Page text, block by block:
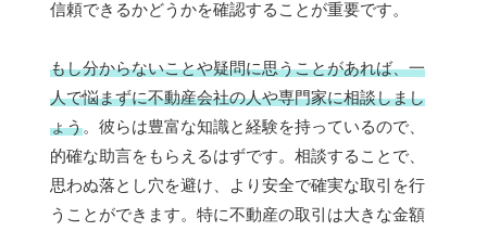
信頼できるかどうかを確認することが重要です。
もし分からないことや疑問に思うことがあれば、一
人で悩まずに不動産会社の人や専門家に相談しまし
ょう。彼らは豊富な知識と経験を持っているので、
的確な助言をもらえるはずです。相談することで、
思わぬ落とし穴を避け、より安全で確実な取引を行
うことができます。特に不動産の取引は大きな金額